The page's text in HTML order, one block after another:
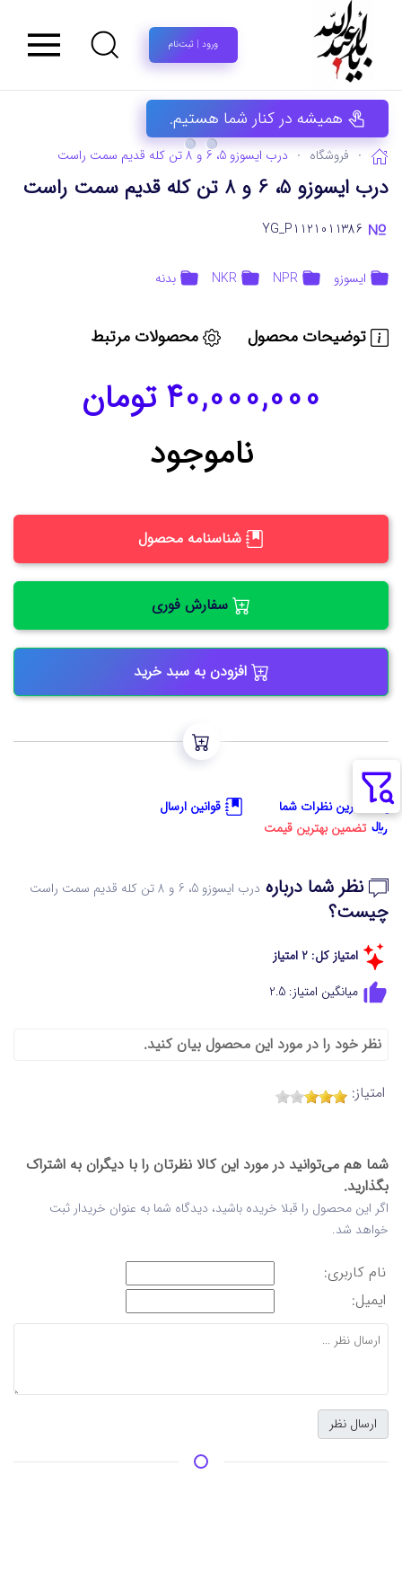
ورود | ثبت‌نام
همیشه در کنار شما هستیم.
فروشگاه درب ایسوزو 5، 6 و 8 تن کله قدیم سمت راست
درب ایسوزو 5، 6 و 8 تن کله قدیم سمت راست
ایسوزو NPR
NKR بدنه
توضیحات محصول محصولات مرتبط
40,000,000 تومان
ناموجود
شناسنامه محصول
سفارش فوری
افزودن به سبد خرید
آخرین نظرات شما
قوانین ارسال
تضمین بهترین قیمت
نظر شما درباره درب ایسوزو 5، 6 و 8 تن کله قدیم سمت راست
چیست؟
امتیاز کل: 2 امتیاز
میانگین امتیاز: 2.5
نظر خود را در مورد این محصول بیان کنید.
امتیاز:
شما هم می‌توانید در مورد این کالا نظرتان را با دیگران به اشتراک
بگذارید.
اگر این محصول را قبلا خریده باشید، دیدگاه شما به عنوان خریدار ثبت
خواهد شد.
نام کاربری:
ایمیل: